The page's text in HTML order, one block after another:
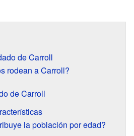
de Carroll
rodean a Carroll?
de Carroll
la población por edad?